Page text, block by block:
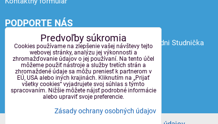
PODPORTE NÁS
Venujte svoje 2 % z dane Environmentálnej poradni Studnička
2 % z dane
Galéria
Predvoľby súkromia
Cookies používame na zlepšenie vašej návštevy tejto
webovej stránky, analýzu jej výkonnosti a
zhromažďovanie údajov o jej používaní. Na tento účel
môžeme použiť nástroje a služby tretích strán a
zhromaždené údaje sa môžu preniesť k partnerom v
EÚ, USA alebo iných krajinách. Kliknutím na „Prijať
všetky cookies“ vyjadrujete svoj súhlas s týmto
spracovaním. Nižšie môžete nájsť podrobné informácie
alebo upraviť svoje preferencie.
Zásady ochrany osobných údajov